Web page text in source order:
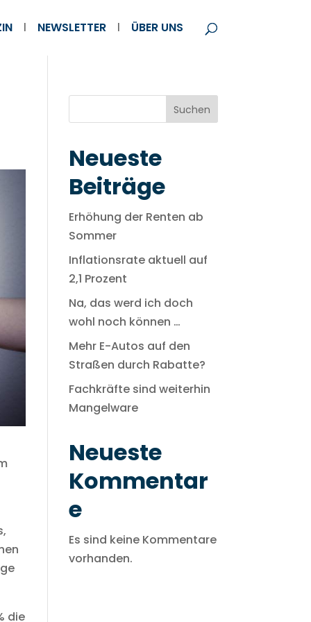
NEWSLETTER ÜBER UNS
die
Suchen
Neueste
Beiträge
Erhöhung der Renten ab
Sommer
Inflationsrate aktuell auf
2,1 Prozent
Na, das werd ich doch
wohl noch können …
Mehr E-Autos auf den
Straßen durch Rabatte?
Fachkräfte sind weiterhin
Mangelware
Neueste
Kommentar
e
Es sind keine Kommentare
vorhanden.